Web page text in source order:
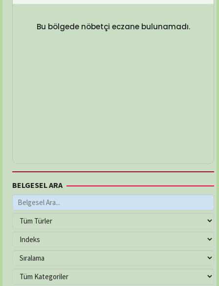
Bu bölgede nöbetçi eczane bulunamadı.
BELGESEL ARA